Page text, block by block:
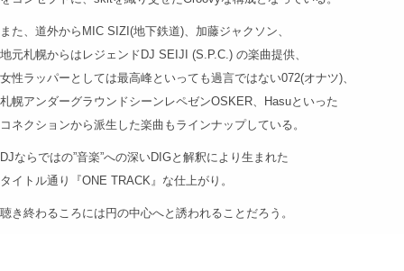
また、道外からMIC SIZI(地下鉄道)、加藤ジャクソン、
地元札幌からはレジェンドDJ SEIJI (S.P.C.) の楽曲提供、
女性ラッパーとしては最高峰といっても過言ではない072(オナツ)、
札幌アンダーグラウンドシーンレペゼンOSKER、Hasuといった
コネクションから派生した楽曲もラインナップしている。
DJならではの”音楽”への深いDIGと解釈により生まれた
タイトル通り『ONE TRACK』な仕上がり。
聴き終わるころには円の中心へと誘われることだろう。